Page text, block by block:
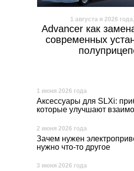
Advancer как
современных
1 августа я 2026
Аксессуары для SLXi:
которые улучшают
1 июня 2026 года
Зачем нужен
нужно что-то другое
2 июня 2026 года
3 июня 2026 года